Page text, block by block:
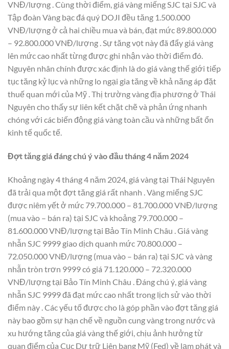
VNĐ/lượng . Cùng thời điểm, giá vàng miếng SJC tại SJC và
Tập đoàn Vàng bạc đá quý DOJI đều tăng 1.500.000
VNĐ/lượng ở cả hai chiều mua và bán, đạt mức 89.800.000
– 92.800.000 VNĐ/lượng . Sự tăng vọt này đã đẩy giá vàng
lên mức cao nhất từng được ghi nhận vào thời điểm đó.
Nguyên nhân chính được xác định là do giá vàng thế giới tiếp
tục tăng kỷ lục và những lo ngại gia tăng về khả năng áp đặt
thuế quan mới của Mỹ . Thị trường vàng địa phương ở Thái
Nguyên cho thấy sự liên kết chặt chẽ và phản ứng nhanh
chóng với các biến động giá vàng toàn cầu và những bất ổn
kinh tế quốc tế.
Đợt tăng giá đáng chú ý vào đầu tháng 4 năm 2024
Khoảng ngày 4 tháng 4 năm 2024, giá vàng tại Thái Nguyên
đã trải qua một đợt tăng giá rất nhanh . Vàng miếng SJC
được niêm yết ở mức 79.700.000 – 81.700.000 VNĐ/lượng
(mua vào – bán ra) tại SJC và khoảng 79.700.000 –
81.600.000 VNĐ/lượng tại Bảo Tín Minh Châu . Giá vàng
nhẫn SJC 9999 giao dịch quanh mức 70.800.000 –
72.050.000 VNĐ/lượng (mua vào – bán ra) tại SJC và vàng
nhẫn tròn trơn 9999 có giá 71.120.000 – 72.320.000
VNĐ/lượng tại Bảo Tín Minh Châu . Đáng chú ý, giá vàng
nhẫn SJC 9999 đã đạt mức cao nhất trong lịch sử vào thời
điểm này . Các yếu tố được cho là góp phần vào đợt tăng giá
này bao gồm sự hạn chế về nguồn cung vàng trong nước và
xu hướng tăng của giá vàng thế giới, chịu ảnh hưởng từ
quan điểm của Cục Dự trữ Liên bang Mỹ (Fed) về lạm phát và